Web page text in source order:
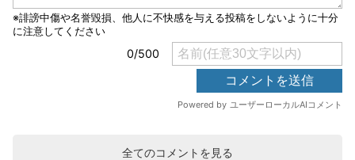
全てのコメントを見る